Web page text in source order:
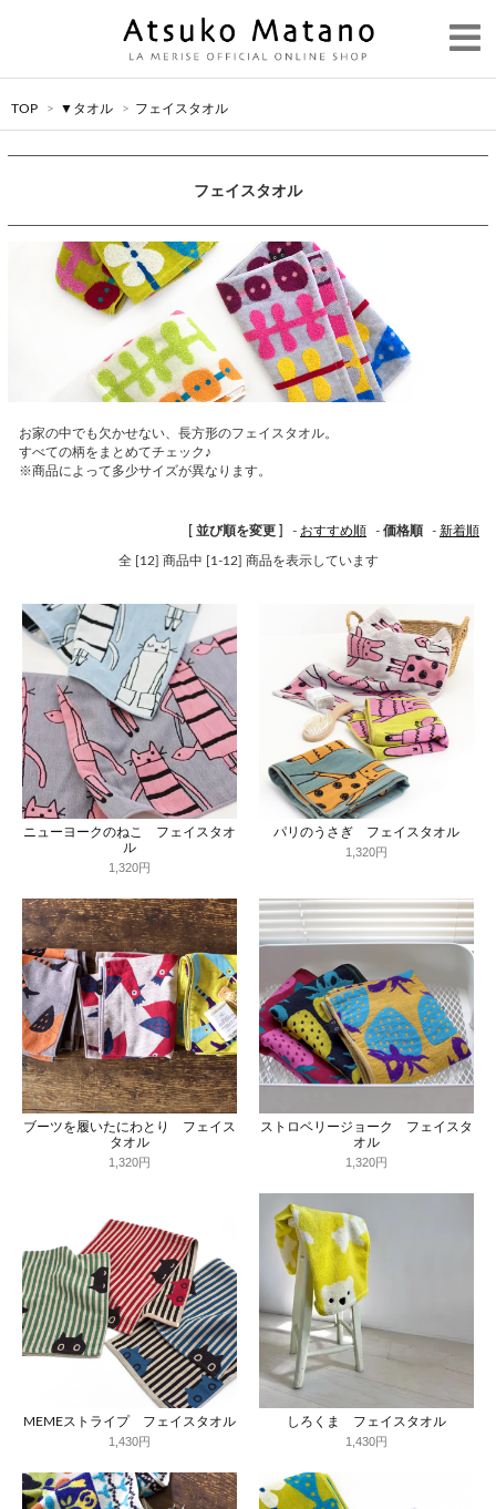
TOP > ▼タオル > フェイスタオル
フェイスタオル
お家の中でも欠かせない、長方形のフェイスタオル。
すべての柄をまとめてチェック♪
※商品によって多少サイズが異なります。
[ 並び順を変更 ] - おすすめ順 - 価格順 - 新着順
全 [12] 商品中 [1-12] 商品を表示しています
ニューヨークのねこ フェイスタオ
ル
1,320円
パリのうさぎ フェイスタオル
1,320円
ブーツを履いたにわとり フェイス
タオル
1,320円
ストロベリージョーク フェイスタ
オル
1,320円
MEMEストライプ フェイスタオル
1,430円
しろくま フェイスタオル
1,430円